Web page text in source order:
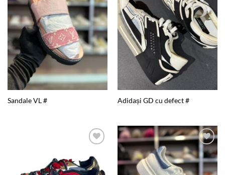
Sandale VL # Adidași GD cu defect #
wishlist
Add to
wishlist